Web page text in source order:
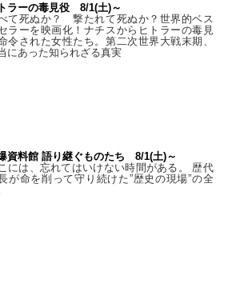
ラーの毒見役 8/1(土)～
て死ぬか？ 撃たれて死ぬか？世界的ベス
ラーを映画化！ナチスからヒトラーの毒見
令された女性たち。第二次世界大戦末期、
にあった知られざる真実
資料館 語り継ぐものたち 8/1(土)～
には、忘れてはいけない時間がある。 歴代
が命を削って守り続けた”歴史の現場”の全